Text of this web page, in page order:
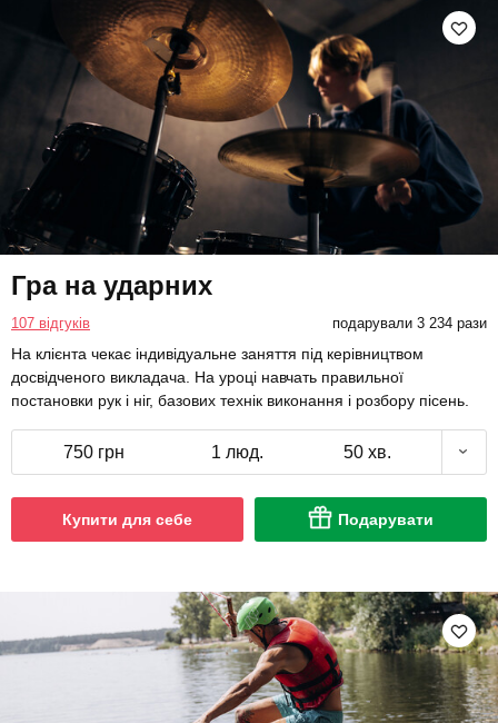
Гра на ударних
107 відгуків подарували 3 234 рази
На клієнта чекає індивідуальне заняття під керівництвом
досвідченого викладача. На уроці навчать правильної
постановки рук і ніг, базових технік виконання і розбору пісень.
750 грн 1 люд. 50 хв.
Купити для себе Подарувати